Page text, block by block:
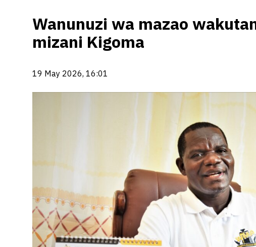
Wanunuzi wa mazao
mizani Kigoma
19 May 2026, 16:01